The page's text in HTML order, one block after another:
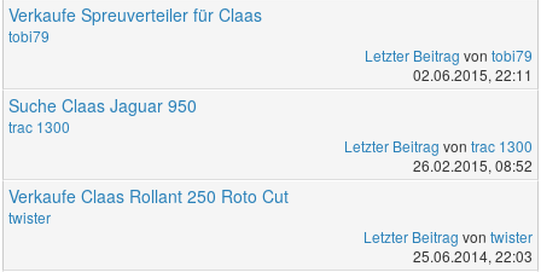
Verkaufe Spreuverteiler für Claas
tobi79
Letzter Beitrag von tobi79
02.06.2015, 22:11
Suche Claas Jaguar 950
trac 1300
Letzter Beitrag von trac 1300
26.02.2015, 08:52
Verkaufe Claas Rollant 250 Roto Cut
twister
Letzter Beitrag von twister
25.06.2014, 22:03